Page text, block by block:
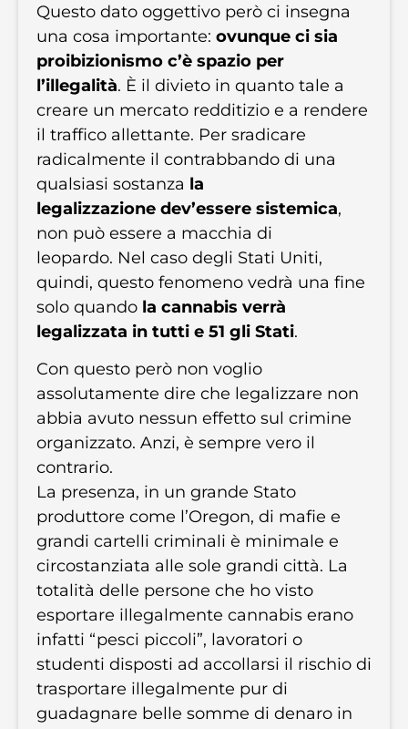
Questo dato oggettivo però ci insegna
una cosa importante: ovunque ci sia
proibizionismo c’è spazio per
l’illegalità. È il divieto in quanto tale a
creare un mercato redditizio e a rendere
il traffico allettante. Per sradicare
radicalmente il contrabbando di una
qualsiasi sostanza la
legalizzazione dev’essere sistemica,
non può essere a macchia di
leopardo. Nel caso degli Stati Uniti,
quindi, questo fenomeno vedrà una fine
solo quando la cannabis verrà
legalizzata in tutti e 51 gli Stati.
Con questo però non voglio
assolutamente dire che legalizzare non
abbia avuto nessun effetto sul crimine
organizzato. Anzi, è sempre vero il
contrario.
La presenza, in un grande Stato
produttore come l’Oregon, di mafie e
grandi cartelli criminali è minimale e
circostanziata alle sole grandi città. La
totalità delle persone che ho visto
esportare illegalmente cannabis erano
infatti “pesci piccoli”, lavoratori o
studenti disposti ad accollarsi il rischio di
trasportare illegalmente pur di
guadagnare belle somme di denaro in